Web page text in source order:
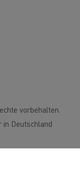
vorbehalten.
Deutschland